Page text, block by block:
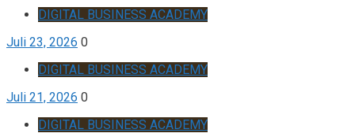
DIGITAL BUSINESS ACADEMY
Juli 23, 2026 0
DIGITAL BUSINESS ACADEMY
Juli 21, 2026 0
DIGITAL BUSINESS ACADEMY